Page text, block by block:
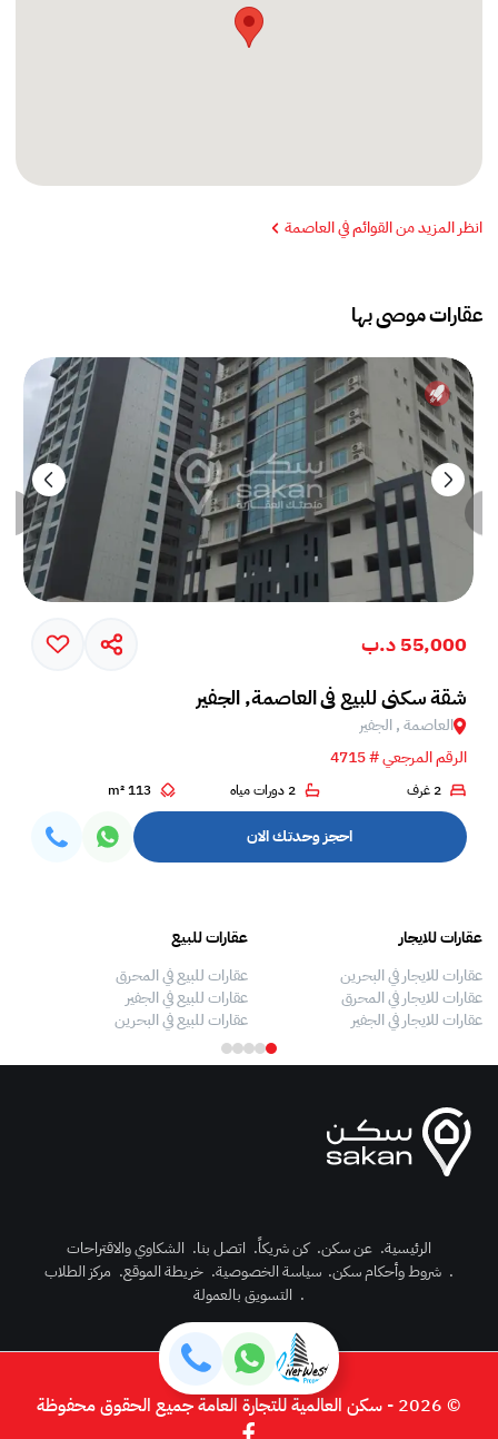
انظر المزيد من القوائم في العاصمة
عقارات موصى بها
55,000 د.ب
شقة سكني للبيع في العاصمة, الجفير
العاصمة , الجفير
الرقم المرجعي # 4715
2 غرف 2 دورات مياه 113 m²
احجز وحدتك الان
عقارات للايجار
عقارات للايجار في البحرين
عقارات للايجار في المحرق
عقارات للايجار في الجفير
عقارات للبيع
عقارات للبيع في المحرق
عقارات للبيع في الجفير
عقارات للبيع في البحرين
الرئيسية. عن سكن. كن شريكاً. اتصل بنا. الشكاوي والاقتراحات
. شروط وأحكام سكن. سياسة الخصوصية. خريطة الموقع. مركز الطلاب
. التسويق بالعمولة
© 2026 - سكن العالمية للتجارة العامة جميع الحقوق محفوظة